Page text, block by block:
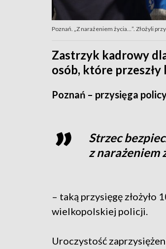
Poznań. „Z narażeniem życia…”. Złożyli
Zastrzyk kadrowy
osób, które
Poznań – przysięga
Strzec
z narażeniem
– taką przysięgę
wielkopolskiej policji.
Uroczystość